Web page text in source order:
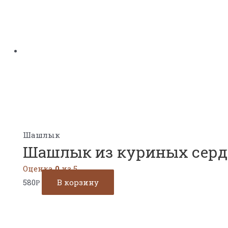
Шашлык
Шашлык из куриных
Оценка0из 5
580Р В корзину